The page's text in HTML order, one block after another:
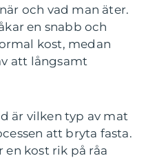
och vad man äter.
en snabb och
kost, medan
att långsamt
är vilken typ av mat
att bryta fasta.
en kost rik på råa